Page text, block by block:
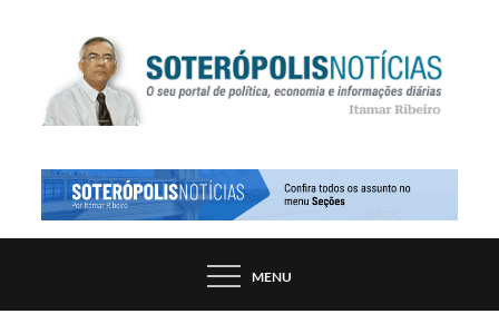
SOTERÓPOLIS NOTÍCIAS
PORTAL DE NOTÍCIAS DE SALVADOR E
MENU